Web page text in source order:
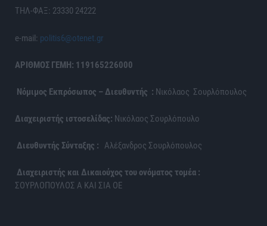
ΤΗΛ-ΦΑΞ: 23330 24222
e-mail: politis6@otenet.gr
ΑΡΙΘΜΟΣ ΓΕΜΗ: 119165226000
Νόμιμος Εκπρόσωπος – Διευθυντής : Νικόλαος Σουρλόπουλος
Διαχειριστής ιστοσελίδας: Νικόλαος Σουρλόπουλο
Διευθυντής Σύνταξης : Αλέξανδρος Σουρλόπουλος
Διαχειριστής και Δικαιούχος του ονόματος τομέα :
ΣΟΥΡΛΟΠΟΥΛΟΣ Α ΚΑΙ ΣΙΑ ΟΕ